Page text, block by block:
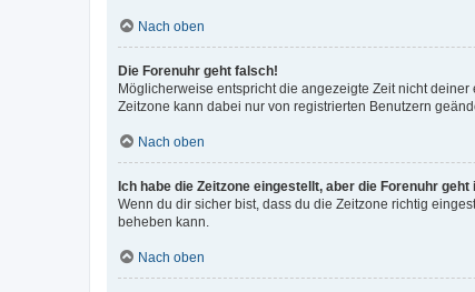
Nach oben
Die Forenuhr geht falsch!
Möglicherweise entspricht die angezeigte Zeit nicht
Zeitzone kann dabei nur von registrierten Benutzern
Nach oben
Ich habe die Zeitzone eingestellt, aber die Forenuhr
Wenn du dir sicher bist, dass du die Zeitzone richtig
beheben kann.
Nach oben